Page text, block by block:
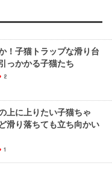
！子猫トラップな滑り台
っかかる子猫たち
2
上に上りたい子猫ちゃ
滑り落ちても立ち向かい
1